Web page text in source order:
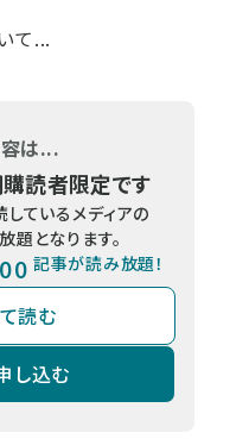
て...
は...
購読者限定です
しているメディアの
となります。
記事が読み放題！
読む
し込む